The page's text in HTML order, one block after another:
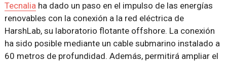
Tecnaliaha dado un paso en el impulso de las energías
renovables con la conexión a la red eléctrica de
HarshLab, su laboratorio flotante offshore. La conexión
ha sido posible mediante un cable submarino instalado a
60 metros de profundidad. Además, permitirá ampliar el